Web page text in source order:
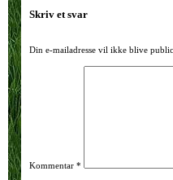
Skriv et svar
Din e-mailadresse vil ikke blive
Kommentar *